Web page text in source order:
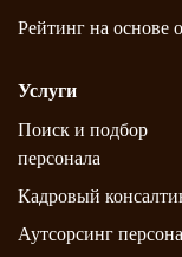
Рейтинг на основе
Услуги
Поиск и подбор
персонала
Кадровый
Аутсорсинг